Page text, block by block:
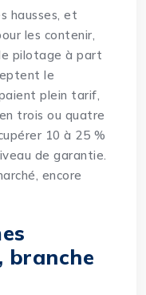
hausses, et
les contenir,
pilotage à part
le
plein tarif,
trois ou quatre
10 à 25 %
de garantie.
encore
branche